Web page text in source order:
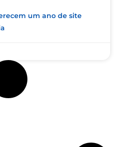
um ano de site